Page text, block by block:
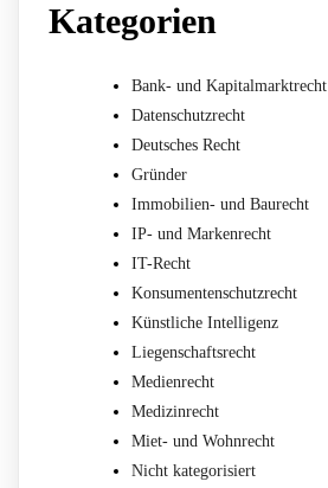
Kategorien
Bank- und Kapitalmarktrecht
Datenschutzrecht
Deutsches Recht
Gründer
Immobilien- und Baurecht
IP- und Markenrecht
IT-Recht
Konsumentenschutzrecht
Künstliche Intelligenz
Liegenschaftsrecht
Medienrecht
Medizinrecht
Miet- und Wohnrecht
Nicht kategorisiert